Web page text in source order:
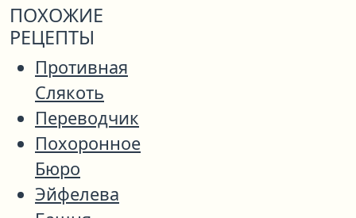
ПОХОЖИЕ
РЕЦЕПТЫ
Противная
Слякоть
Переводчик
Похоронное
Бюро
Эйфелева